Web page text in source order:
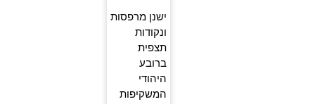
ישנן מרפסות
ונקודות
תצפית
ברובע
היהודי
המשקיפות